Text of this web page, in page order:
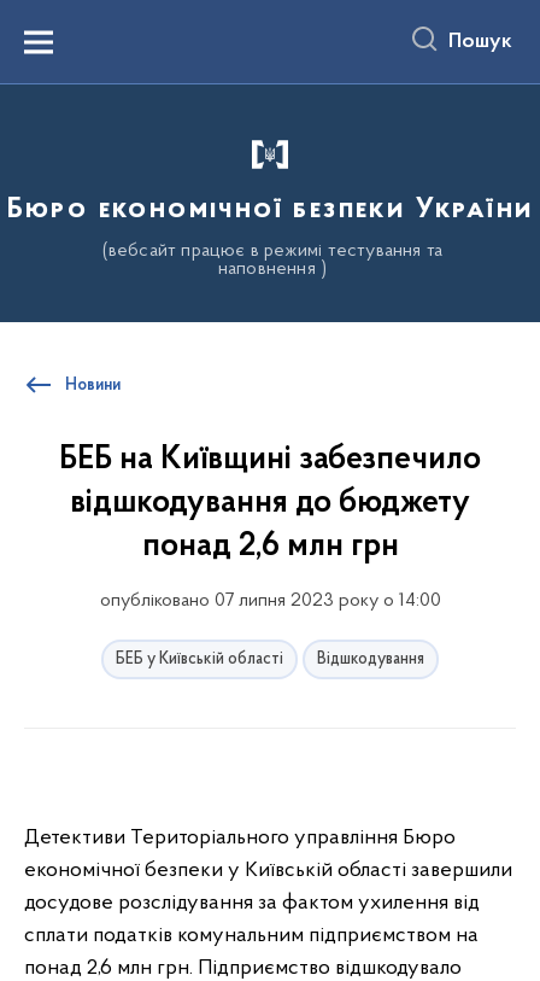
вмістуMenu Пошук
Бюро економічної безпеки України
(вебсайт працює в режимі тестування та
наповнення )
Новини
БЕБ на Київщині забезпечило
відшкодування до бюджету
понад 2,6 млн грн
опубліковано 07 липня 2023 року о 14:00
БЕБ у Київській області Відшкодування
Детективи Територіального управління Бюро
економічної безпеки у Київській області завершили
досудове розслідування за фактом ухилення від
сплати податків комунальним підприємством на
понад 2,6 млн грн. Підприємство відшкодувало